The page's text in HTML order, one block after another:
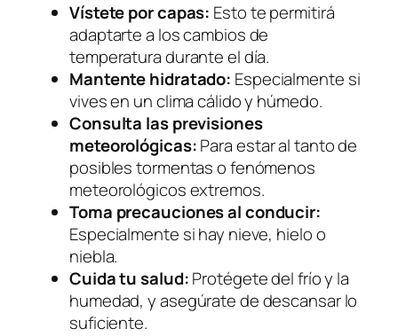
Vístete por capas: Esto te permitirá
adaptarte a los cambios de
temperatura durante el día.
Mantente hidratado: Especialmente si
vives en un clima cálido y húmedo.
Consulta las previsiones
meteorológicas:Para estar al tanto de
posibles tormentas o fenómenos
meteorológicos extremos.
Toma precauciones al conducir:
Especialmente si hay nieve, hielo o
niebla.
Cuida tu salud:Protégete del frío y la
humedad, y asegúrate de descansar lo
suficiente.